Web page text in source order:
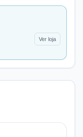
Ver loja